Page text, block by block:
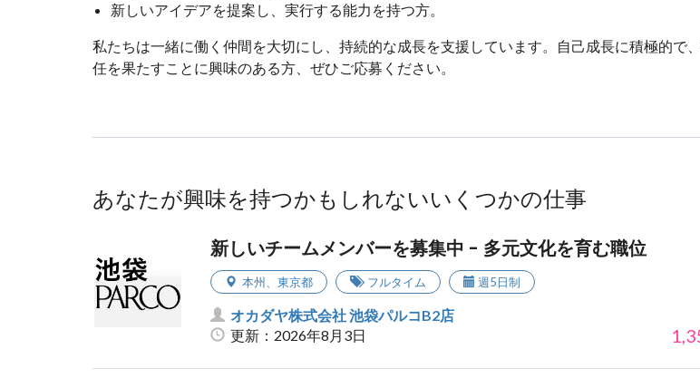
新しいアイデアを提案し、実行する能力を持つ方。
私たちは一緒に働く仲間を大切にし、持続的な成長を支援しています。自己成長に積極的で
任を果たすことに興味のある方、ぜひご応募ください。
あなたが興味を持つかもしれないいくつかの仕事
新しいチームメンバーを募集中 - 多元文化を育む職位
本州、 東京都 フルタイム 週5日制
オカダヤ株式会社 池袋パルコB2店
更新：2026年8月3日